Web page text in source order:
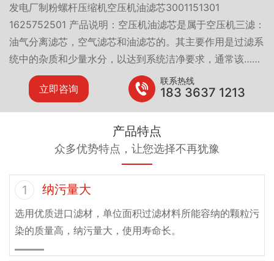
发电厂制粉螺杆压缩机空压机油滤芯3001151301
1625752501 产品说明：空压机油滤芯是属于空压机三滤：
油气分离滤芯，空气滤芯和油滤芯的。其主要作用是过滤系
统中的杂质和少量水分，以达到系统洁净要求，通常该……
立即咨询
联系热线
183 3637 1213
产品特点
众多优势特点，让您选择不再犹豫
1 纳污量大
选用优质进口滤材，单位面积过滤材料所能容纳的颗粒污
染的质量高，纳污量大，使用寿命长。